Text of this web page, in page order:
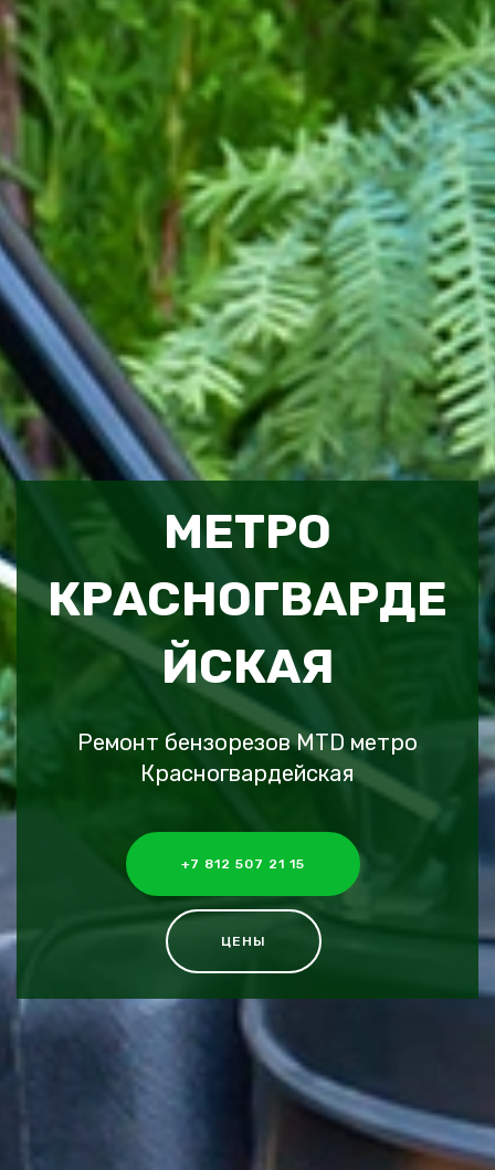
МЕТРО
КРАСНОГВАРДЕ
ЙСКАЯ
Ремонт бензорезов MTD метро
Красногвардейская
+7 812 507 21 15
ЦЕНЫ